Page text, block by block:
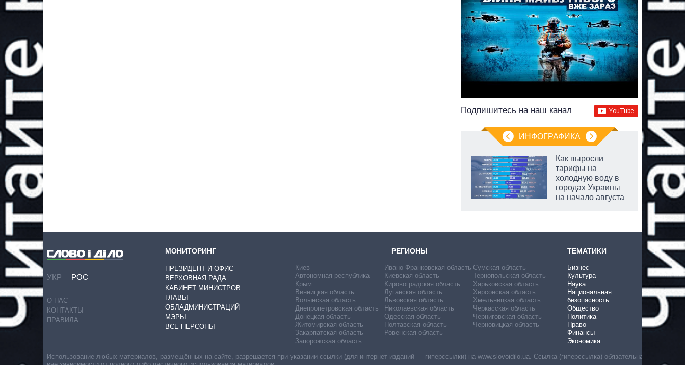
Подпишитесь на наш канал
ИНФОГРАФИКА
Как выросли
тарифы на
холодную воду в
городах Украины
на начало августа
УКР РОС
О НАС
КОНТАКТЫ
ПРАВИЛА
МОНИТОРИНГ
ПРЕЗИДЕНТ И ОФИС
ВЕРХОВНАЯ РАДА
КАБИНЕТ МИНИСТРОВ
ГЛАВЫ
ОБЛАДМИНИСТРАЦИЙ
МЭРЫ
ВСЕ ПЕРСОНЫ
РЕГИОНЫ
Киев
Автономная республика
Крым
Винницкая область
Волынская область
Днепропетровская область
Донецкая область
Житомирская область
Закарпатская область
Запорожская область
Ивано-Франковская область
Киевская область
Кировоградская область
Луганская область
Львовская область
Николаевская область
Одесская область
Полтавская область
Ровенская область
Сумская область
Тернопольская область
Харьковская область
Херсонская область
Хмельницкая область
Черкасская область
Черниговская область
Черновицкая область
ТЕМАТИКИ
Бизнес
Культура
Наука
Национальная
безопасность
Общество
Политика
Право
Финансы
Экономика
Использование любых материалов, размещённых на сайте, разрешается при указании ссылки (для интернет-изданий — гиперссылки) на www.slovoidilo.ua. Ссылка (гиперссылка) обязательна